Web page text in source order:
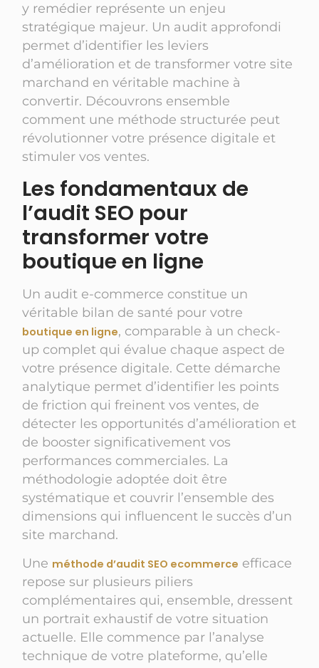
y remédier représente un enjeu
stratégique majeur. Un audit approfondi
permet d’identifier les leviers
d’amélioration et de transformer votre site
marchand en véritable machine à
convertir. Découvrons ensemble
comment une méthode structurée peut
révolutionner votre présence digitale et
stimuler vos ventes.
Les fondamentaux de
l’audit SEO pour
transformer votre
boutique en ligne
Un audit e-commerce constitue un
véritable bilan de santé pour votre
boutique en ligne, comparable à un check-
up complet qui évalue chaque aspect de
votre présence digitale. Cette démarche
analytique permet d’identifier les points
de friction qui freinent vos ventes, de
détecter les opportunités d’amélioration et
de booster significativement vos
performances commerciales. La
méthodologie adoptée doit être
systématique et couvrir l’ensemble des
dimensions qui influencent le succès d’un
site marchand.
Une méthode d’audit SEO ecommerce efficace
repose sur plusieurs piliers
complémentaires qui, ensemble, dressent
un portrait exhaustif de votre situation
actuelle. Elle commence par l’analyse
technique de votre plateforme, qu’elle